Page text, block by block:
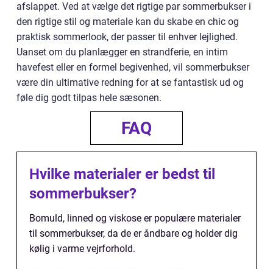
afslappet. Ved at vælge det rigtige par sommerbukser i
den rigtige stil og materiale kan du skabe en chic og
praktisk sommerlook, der passer til enhver lejlighed.
Uanset om du planlægger en strandferie, en intim
havefest eller en formel begivenhed, vil sommerbukser
være din ultimative redning for at se fantastisk ud og
føle dig godt tilpas hele sæsonen.
FAQ
Hvilke materialer er bedst til
sommerbukser?
Bomuld, linned og viskose er populære materialer
til sommerbukser, da de er åndbare og holder dig
kølig i varme vejrforhold.